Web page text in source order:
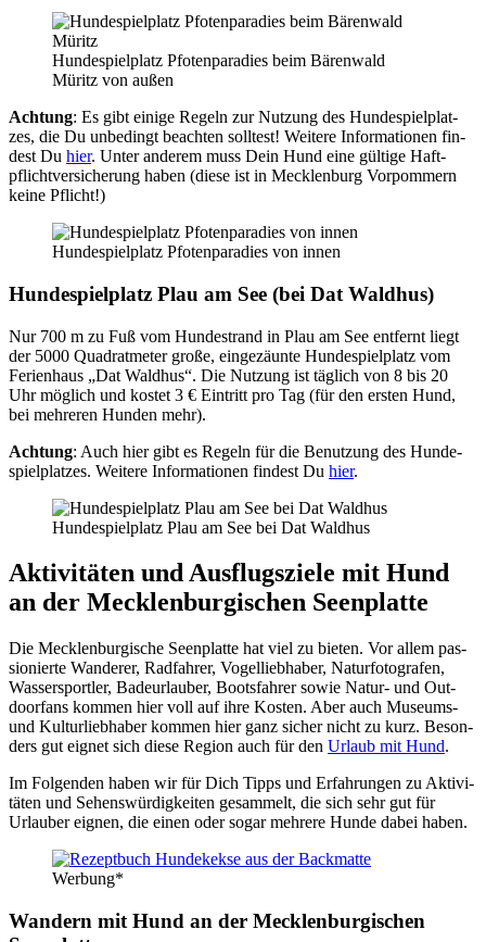
Hun­de­spiel­platz Pfo­ten­pa­ra­dies beim Bären­wald
Müritz von außen
Ach­tung: Es gibt eini­ge Regeln zur Nut­zung des Hun­de­spiel­plat­
zes, die Du unbe­dingt beach­ten soll­test! Wei­te­re Infor­ma­tio­nen fin­
dest Du hier. Unter ande­rem muss Dein Hund eine gül­ti­ge Haft­
pflicht­ver­si­che­rung haben (die­se ist in Meck­len­burg Vor­pom­mern
kei­ne Pflicht!)
Hun­de­spiel­platz Pfo­ten­pa­ra­dies von innen
Hun­de­spiel­platz Plau am See (bei Dat Wald­hus)
Nur 700 m zu Fuß vom Hun­de­strand in Plau am See ent­fernt liegt
der 5000 Qua­drat­me­ter gro­ße, ein­ge­zäun­te Hun­de­spiel­platz vom
Feri­en­haus „Dat Wald­hus“. Die Nut­zung ist täg­lich von 8 bis 20
Uhr mög­lich und kos­tet 3 € Ein­tritt pro Tag (für den ers­ten Hund,
bei meh­re­ren Hun­den mehr).
Ach­tung: Auch hier gibt es Regeln für die Benut­zung des Hun­de­
spiel­plat­zes. Wei­te­re Infor­ma­tio­nen fin­dest Du hier.
Hun­de­spiel­platz Plau am See bei Dat Wald­hus
Akti­vi­tä­ten und Aus­flugs­zie­le mit Hund
an der Meck­len­bur­gi­schen Seen­plat­te
Die Meck­len­bur­gi­sche Seen­plat­te hat viel zu bie­ten. Vor allem pas­
sio­nier­te Wan­de­rer, Rad­fah­rer, Vogel­lieb­ha­ber, Natur­fo­to­gra­fen,
Was­ser­sport­ler, Bade­ur­lau­ber, Boots­fah­rer sowie Natur- und Out­
door­fans kom­men hier voll auf ihre Kos­ten. Aber auch Muse­ums-
und Kul­tur­lieb­ha­ber kom­men hier ganz sicher nicht zu kurz. Beson­
ders gut eig­net sich die­se Regi­on auch für den Urlaub mit Hund.
Im Fol­gen­den haben wir für Dich Tipps und Erfah­run­gen zu Akti­vi­
tä­ten und Sehens­wür­dig­kei­ten gesam­melt, die sich sehr gut für
Urlau­ber eig­nen, die einen oder sogar meh­re­re Hun­de dabei haben.
Wer­bung*
Wan­dern mit Hund an der Meck­len­bur­gi­schen